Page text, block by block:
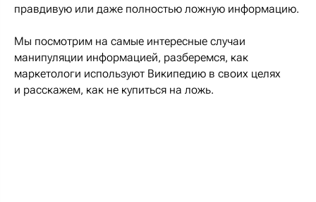
правдивую или даже полностью ложную информацию.
Мы посмотрим на самые интересные случаи
манипуляции информацией, разберемся, как
маркетологи используют Википедию в своих целях
и расскажем, как не купиться на ложь.